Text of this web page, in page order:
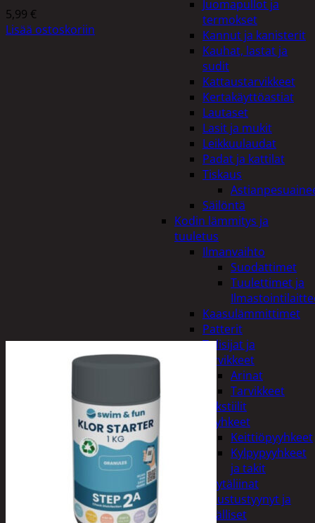
Juomapullot ja
termokset
Kannut ja kanisterit
Kauhat, lastat ja
sudit
Kattaustarvikkeet
Kertakäyttöastiat
Lautaset
Lasit ja mukit
Leikkuulaudat
Padat ja kattilat
Tiskaus
Säilöntä
Kodin lämmitys ja
tuuletus
Ilmanvaihto
Suodattimet
Tuulettimet ja
Kaasulämmittimet
Patterit
Tulisijat ja
tarvikkeet
Arinat
Tarvikkeet
Kodintekstiilit
Pyyhkeet
Keittiöpyyhkeet
Kylpypyyhkeet
ja takit
Pöytäliinat
Sisustustyynyt ja
päälliset
5,99 €
Lisää ostoskoriin